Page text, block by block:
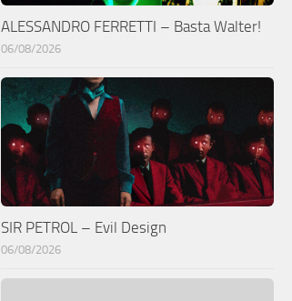
ALESSANDRO FERRETTI – Basta Walter!
06/08/2026
SIR PETROL – Evil Design
06/08/2026